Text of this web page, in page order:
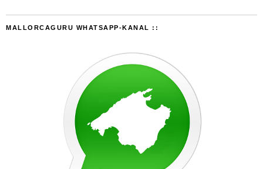
MALLORCAGURU WHATSAPP-KANAL ::